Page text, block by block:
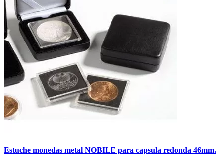
Estuche monedas metal NOBILE para capsula redonda 46mm.